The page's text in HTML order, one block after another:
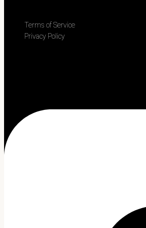
Terms of Service
Privacy Policy